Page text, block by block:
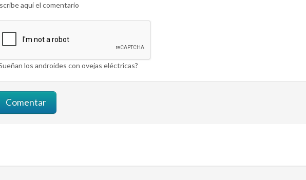
aquí el comentario
los androides con ovejas eléctricas?